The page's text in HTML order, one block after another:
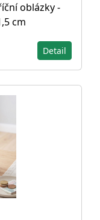
oblázky -
cm
Detail